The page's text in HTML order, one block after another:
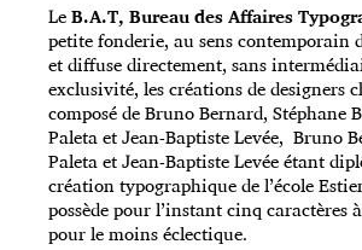
LeB.A.T, Bureau des Affaires
petite fonderie, au sens contemporain
et diffuse directement, sans
exclusivité, les créations de designers
composé de Bruno Bernard, Stéphane
Paleta et Jean-Baptiste Levée, Bruno
Paleta et Jean-Baptiste Levée étant
création typographique de l’école
possède pour l’instant cinq caractères
pour le moins éclectique.